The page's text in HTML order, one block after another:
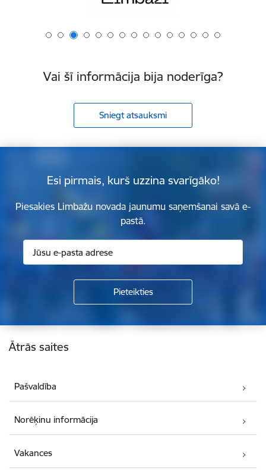
Vai šī informācija bija noderīga?
Sniegt atsauksmi
Esi pirmais, kurš uzzina svarīgāko!
Piesakies Limbažu novada jaunumu saņemšanai savā e-
pastā.
Kājene
Ātrās saites
Pašvaldība
Norēķinu informācija
Vakances